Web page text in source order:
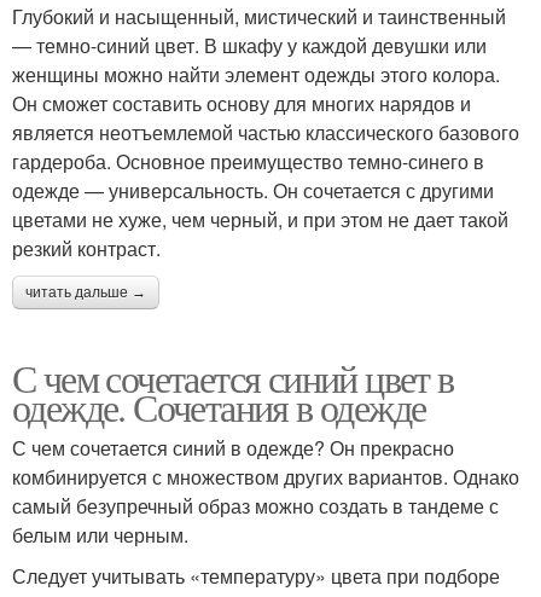
Глубокий и насыщенный, мистический и таинственный
— темно-синий цвет. В шкафу у каждой девушки или
женщины можно найти элемент одежды этого колора.
Он сможет составить основу для многих нарядов и
является неотъемлемой частью классического базового
гардероба. Основное преимущество темно-синего в
одежде — универсальность. Он сочетается с другими
цветами не хуже, чем черный, и при этом не дает такой
резкий контраст.
читать дальше →
С чем сочетается синий цвет в
одежде. Сочетания в одежде
С чем сочетается синий в одежде? Он прекрасно
комбинируется с множеством других вариантов. Однако
самый безупречный образ можно создать в тандеме с
белым или черным.
Следует учитывать «температуру» цвета при подборе